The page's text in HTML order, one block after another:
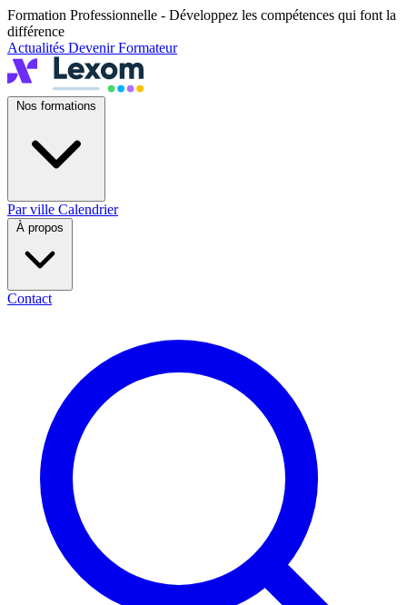
Formation Professionnelle - Développez les compétences qui font la
différence
Actualités Devenir Formateur
Nos formations
Par ville Calendrier
À propos
Contact